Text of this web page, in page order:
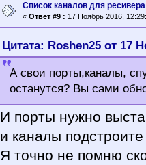
Cписок каналов для
« Ответ #9 : 17 Ноябрь 2016,
Цитата: Roshen25 от 17
А свои порты,каналы,
останутся? Вы сами
И порты нужно
и каналы
Я точно не помню